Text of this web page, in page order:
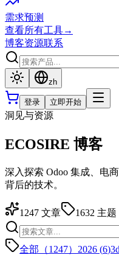
需求预测
查看所有工具→
博客资源联系
zh
登录 立即开始
洞见与资源
ECOSIRE 博客
深入探索 Odoo 集成、电
背后的技术。
1247 文章 1632 主题
全部（1247） 2026 (6)3d